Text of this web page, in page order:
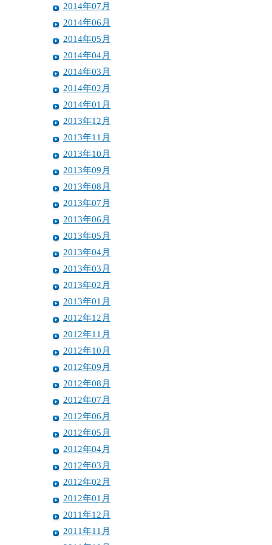
2014年07月
2014年06月
2014年05月
2014年04月
2014年03月
2014年02月
2014年01月
2013年12月
2013年11月
2013年10月
2013年09月
2013年08月
2013年07月
2013年06月
2013年05月
2013年04月
2013年03月
2013年02月
2013年01月
2012年12月
2012年11月
2012年10月
2012年09月
2012年08月
2012年07月
2012年06月
2012年05月
2012年04月
2012年03月
2012年02月
2012年01月
2011年12月
2011年11月